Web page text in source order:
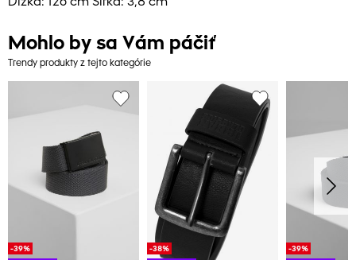
Mohlo by sa Vám páčiť
Trendy produkty z tejto kategórie
-39%
-38%
-39%